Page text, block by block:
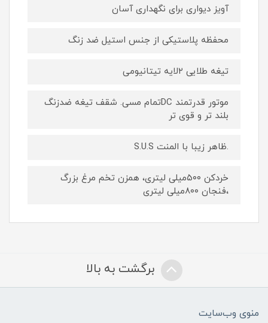
آویز دیواری برای نگهداری آسان
محفظه پلاستیکی از جنس استیل ضد زنگ
تیغه طلایی ۲لایه تیتانیومی
موتور قدرتمند DCتمام مسی. شقف تیغه ضدزنگ
بلند تر و قوی تر
.ظاهر زیبا با المنت S.U.S
خردکن ۵۰۰میلی لیتری، همزن تخم مرغ بزرگ
،فنجان ۸۰۰میلی لیتری
برگشت به بالا
منوی وب‌سایت